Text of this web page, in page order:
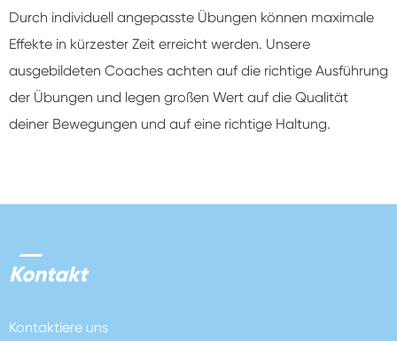
Durch individuell angepasste Übungen können maximale
Effekte in kürzester Zeit erreicht werden. Unsere
ausgebildeten Coaches achten auf die richtige Ausführung
der Übungen und legen großen Wert auf die Qualität
deiner Bewegungen und auf eine richtige Haltung.
Kontakt
Kontaktiere uns